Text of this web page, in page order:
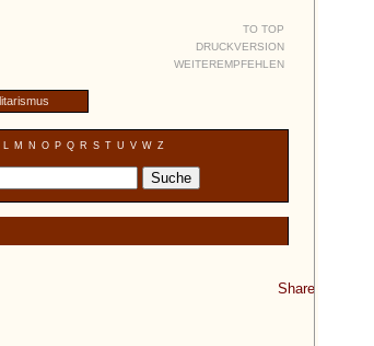
TO TOP
DRUCKVERSION
WEITEREMPFEHLEN
L M N O P Q R S T U V W Z
Share